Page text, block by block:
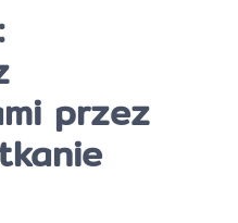
przez